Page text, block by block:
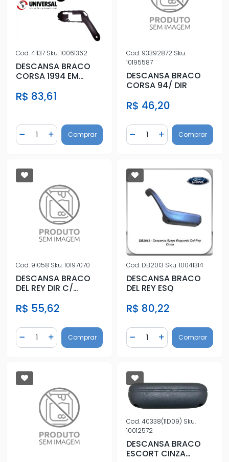
Cod.41137 Sku.10061362
DESCANSA BRACO
CORSA 1994 EM
R$ 83,61
Diminuir Quantidade
Quantidade
Adicionar Quantidade
Comprar
Cod. 93392872 Sku.
10195587
DESCANSA BRACO
CORSA 94/ DIR
R$ 46,20
Diminuir Quantidade
Quantidade
AdicionarComprar
Cod. 91058 Sku.10197070
DESCANSA BRACO
DEL REY DIR C/
R$ 55,62
Diminuir Quantidade
Quantidade
Adicionar Quantidade
Comprar
Cod. DB2013 Sku.10041314
DESCANSA BRACO
DEL REY ESQ
R$ 80,22
Diminuir Quantidade
Quantidade
AdicionarComprar
Cod.40338(11D09) Sku.
10012572
DESCANSA BRACO
ESCORT CINZA